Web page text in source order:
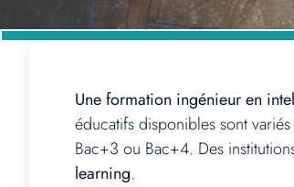
Une formation ingénieur en
éducatifs disponibles sont
Bac+3 ou Bac+4. Des
learning.